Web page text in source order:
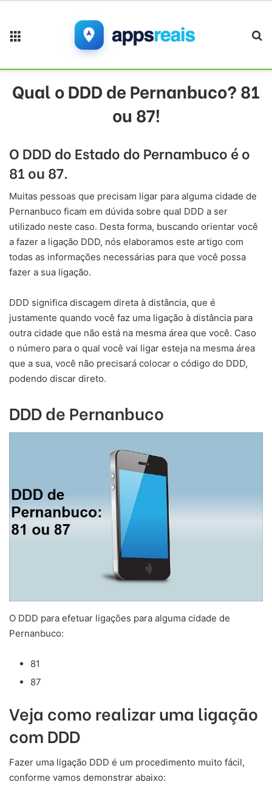
Qual o DDD de Pernanbuco? 81
ou 87!
O DDD do Estado do Pernambuco é o
81 ou 87.
Muitas pessoas que precisam ligar para alguma cidade de
Pernanbuco ficam em dúvida sobre qual DDD a ser
utilizado neste caso. Desta forma, buscando orientar você
a fazer a ligação DDD, nós elaboramos este artigo com
todas as informações necessárias para que você possa
fazer a sua ligação.
DDD significa discagem direta à distância, que é
justamente quando você faz uma ligação à distância para
outra cidade que não está na mesma área que você. Caso
o número para o qual você vai ligar esteja na mesma área
que a sua, você não precisará colocar o código do DDD,
podendo discar direto.
DDD de Pernanbuco
O DDD para efetuar ligações para alguma cidade de
Pernanbuco:
81
87
Veja como realizar uma ligação
com DDD
Fazer uma ligação DDD é um procedimento muito fácil,
conforme vamos demonstrar abaixo: